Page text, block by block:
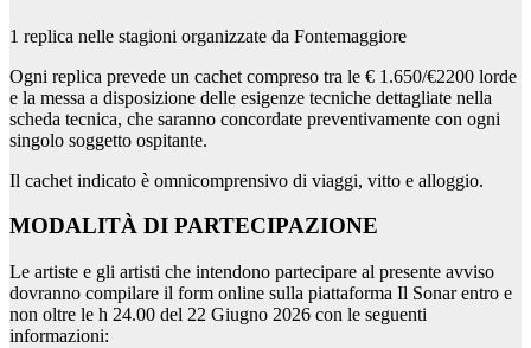
1 replica nelle stagioni organizzate da Fontemaggiore
Ogni replica prevede un cachet compreso tra le € 1.650/€2200 lorde
e la messa a disposizione delle esigenze tecniche dettagliate nella
scheda tecnica, che saranno concordate preventivamente con ogni
singolo soggetto ospitante.
Il cachet indicato è omnicomprensivo di viaggi, vitto e alloggio.
MODALITÀ DI PARTECIPAZIONE
Le artiste e gli artisti che intendono partecipare al presente avviso
dovranno compilare il form online sulla piattaforma Il Sonar entro e
non oltre le h 24.00 del 22 Giugno 2026 con le seguenti
informazioni: